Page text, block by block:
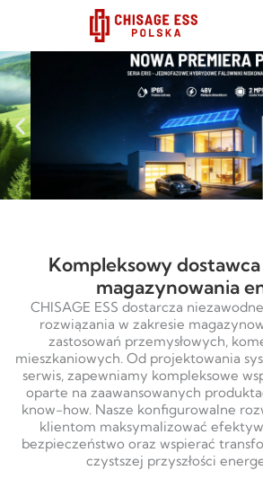
容
Kompleksowy
magazynowania
CHISAGE ESS dostarcza
rozwiązania w zakresie
zastosowań przemysłowych,
mieszkaniowych. Od projektowania
serwis, zapewniamy kompleksowe
oparte na zaawansowanych
know-how. Nasze konfigurowalne
klientom maksymalizować
bezpieczeństwo oraz wspierać
czystszej przyszłości